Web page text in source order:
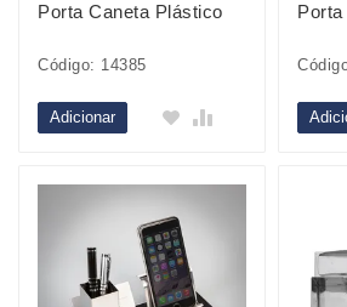
Porta Caneta Plástico
Código: 14385
Adicionar